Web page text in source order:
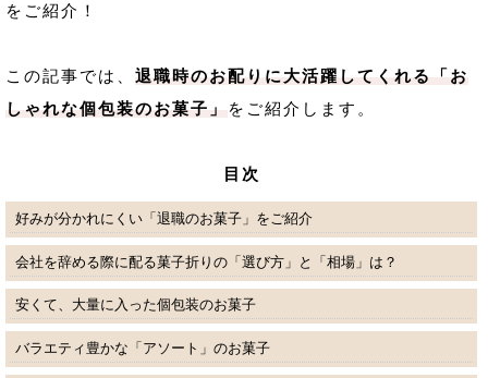
をご紹介！
この記事では、 退職時のお配りに大活躍してくれる「お
しゃれな個包装のお菓子」
をご紹介します。
目次
好みが分かれにくい「退職のお菓子」をご紹介
会社を辞める際に配る菓子折りの「選び方」と「相場」は？
安くて、大量に入った個包装のお菓子
バラエティ豊かな「アソート」のお菓子